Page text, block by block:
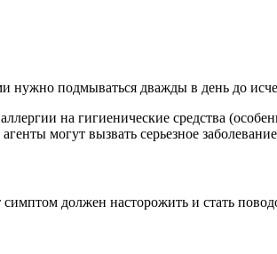
нужно подмываться дважды в день до
на гигиенические средства
могут вызвать серьезное
должен насторожить и стать